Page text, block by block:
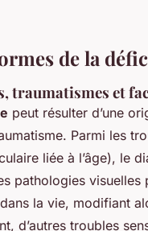
de la
traumatismes et
peut résulter d’une
Parmi les
liée à l’âge), le
pathologies
la vie, modifiant
d’autres troubles